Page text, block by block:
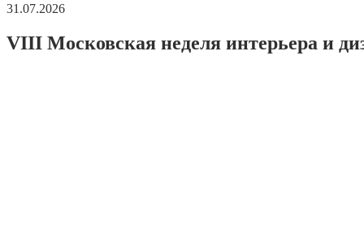
31.07.2026
VIII Московская неделя интерьера и